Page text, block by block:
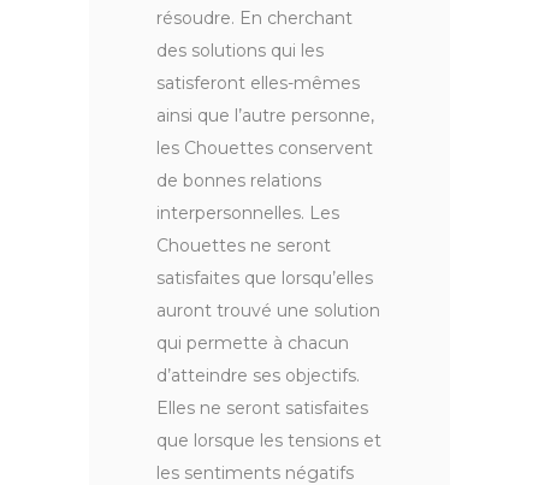
résoudre. En cherchant
des solutions qui les
satisferont elles-mêmes
ainsi que l’autre personne,
les Chouettes conservent
de bonnes relations
interpersonnelles. Les
Chouettes ne seront
satisfaites que lorsqu’elles
auront trouvé une solution
qui permette à chacun
d’atteindre ses objectifs.
Elles ne seront satisfaites
que lorsque les tensions et
les sentiments négatifs